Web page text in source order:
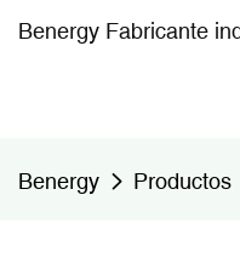
Benergy Fabricante
Benergy Productos